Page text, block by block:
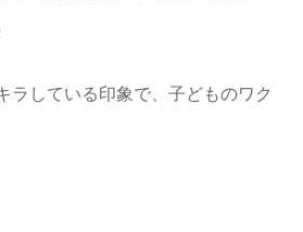
ラしている印象で、子どものワク